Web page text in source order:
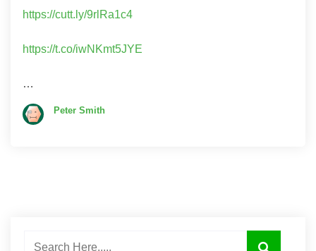
https://cutt.ly/9rlRa1c4
https://t.co/iwNKmt5JYE
…
Peter Smith